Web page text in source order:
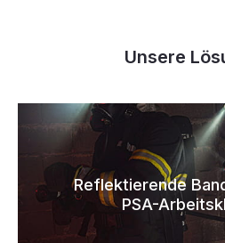
Unsere
Reflektierende
PSA-